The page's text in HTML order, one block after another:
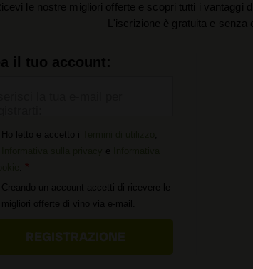
le nostre migliori offerte e scopri tutti i vantaggi
L'iscrizione è gratuita e senza
il tuo account:
Ho letto e accetto i
Creando un account accetti di ricevere le
migliori offerte di vino via e-mail.